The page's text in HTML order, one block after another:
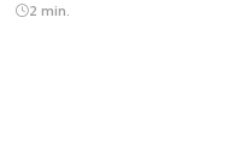
2 min.